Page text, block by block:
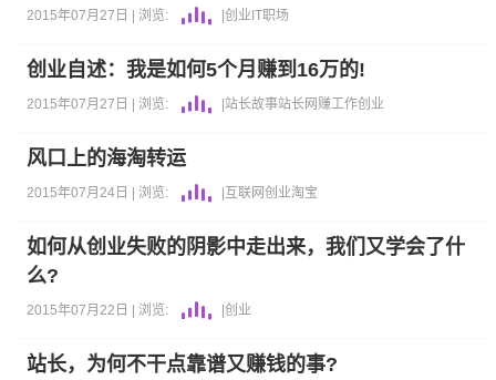
2015年07月27日 | 浏览: |创业 IT职场
创业自述：我是如何5个月赚到16万的!
2015年07月27日 | 浏览: |站长故事站长网赚工作创业
风口上的海淘转运
2015年07月24日 | 浏览: 互联网创业淘宝
如何从创业失败的阴影中走出来，我们又学会了什
么?
2015年07月22日 | 浏览: |创业
站长，为何不干点靠谱又赚钱的事?